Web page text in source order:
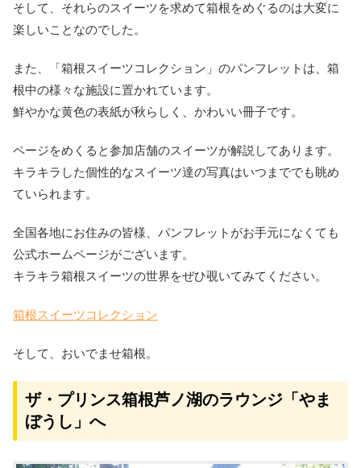
そして、それらのスイーツを求めて箱根をめぐるのは大変に
楽しいことなのでした。
また、「箱根スイーツコレクション」のパンフレットは、箱
根中の様々な施設に置かれています。
鮮やかな黄色の表紙が秋らしく、かわいい冊子です。
ページをめくると参加店舗のスイーツが解説してあります。
キラキラした個性的なスイーツ達の写真はいつまででも眺め
ていられます。
全国各地にお住みの皆様、パンフレットがお手元になくても
公式ホームページがございます。
キラキラ箱根スイーツの世界をぜひ覗いてみてください。
箱根スイーツコレクション
そして、おいでませ箱根。
ザ・プリンス箱根芦ノ湖のラウンジ「やま
ぼうし」へ